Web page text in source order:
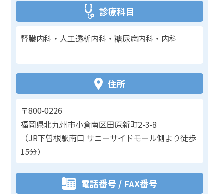
診療科目
腎臓内科・人工透析内科・糖尿病内科・内科
住所
〒800-0226
福岡県北九州市小倉南区田原新町2-3-8
（JR下曽根駅南口 サニーサイドモール側より徒歩
15分）
電話番号 / FAX番号